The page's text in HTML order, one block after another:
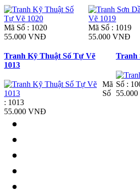
Mã Số : 1020
55.000 VNĐ
Mã Số : 1019
55.000 VNĐ
Tranh Kỹ Thuật Số Tự Vẽ
1013
Mã
Số
: 1013
55.000 VNĐ
Tranh
Số :